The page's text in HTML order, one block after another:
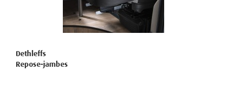
Dethleffs
Repose-jambes